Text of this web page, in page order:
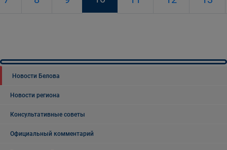
Новости Белова
Новости региона
Консультативные советы
Официальный комментарий